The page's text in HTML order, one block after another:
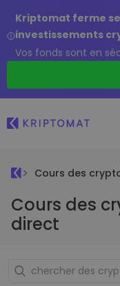
Kriptomat ferme
investissements
Vos fonds sont en
Cours des
Cours des
direct